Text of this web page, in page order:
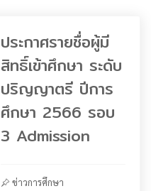
ประกาศรายชื่อผู้มี
สิทธิ์เข้าศึกษา ระดับ
ปริญญาตรี ปีการ
ศึกษา 2566 รอบ
3 Admission
ข่าวการศึกษา